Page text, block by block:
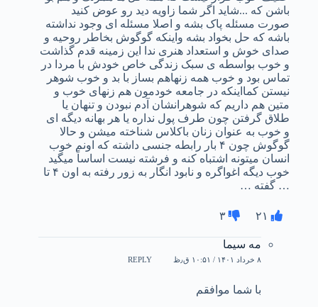
باشن که ..‌.شاید اگر شما زاویه دید رو عوض کنید
صورت مسئله پاک بشه و اصلا مسئله ای وجود نداشته
باشه که حل بخواد بشه واینکه گوگوش بخاطر روحیه و
صدای خوش و استعداد هنری ندا این زمینه قدم گذاشت
و خوب بواسطه ی سبک زندگی خاص خودش با مردا در
تماس بود و خوب همه زنهاهم بساز با بد و خوب شوهر
نیستن کمااینکه در جامعه خودمون هم زنهای خوب و
متین هم داریم که شوهرانشان آدم نبودن و تنهان یا
طلاق گرفتن چون طرف پول نداره یا هر بهانه دیگه ای
و خوب به عنوان زنان باکلاس شناخته میشن و حالا
گوگوش چون ۴ بار رابطه جنسی داشته که اونم خوب
انسان میتونه اشتباه کنه و فرشته نیست اساساً میگید
خوب دیگه اغواگره و نابود انگار به زور رفته به اون ۴ تا
… گفته …
۲۱ ۳
مه سیما
۸ خرداد ۱۴۰۱ / ۱۰:۵۱ ق٫ظ REPLY
با شما موافقم